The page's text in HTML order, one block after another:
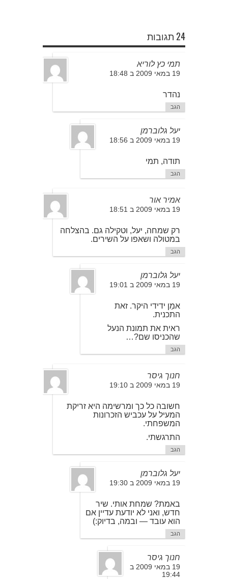
24 תגובות
תמי כץ לוריא
19 במאי 2009 ב 18:48
נהדר
הגב
יעל גלוברמן
19 במאי 2009 ב 18:56
תודה, תמי
הגב
אמיר אור
19 במאי 2009 ב 18:51
רק שמחה, יעל, וטקילה גם. בהצלחה
במטולה ושאפו על השירים.
הגב
יעל גלוברמן
19 במאי 2009 ב 19:01
אמֵן ידידי היקר. זאת
התכנית.
ראית את תמונת הנעל
שהכניסו שם?…
הגב
חנוך גיסר
19 במאי 2009 ב 19:10
חשובה כל כך ומרשימה היא זריקת
המעיל על עכביש הזכרונות
המשפחתי.
התרגשתי.
הגב
יעל גלוברמן
19 במאי 2009 ב 19:30
באמת? שמחת אותי. שיר
חדש, ואני לא יודעת עדיין אם
הוא עובד — ובמה, בדיוק:)
הגב
חנוך גיסר
19 במאי 2009 ב
19:44